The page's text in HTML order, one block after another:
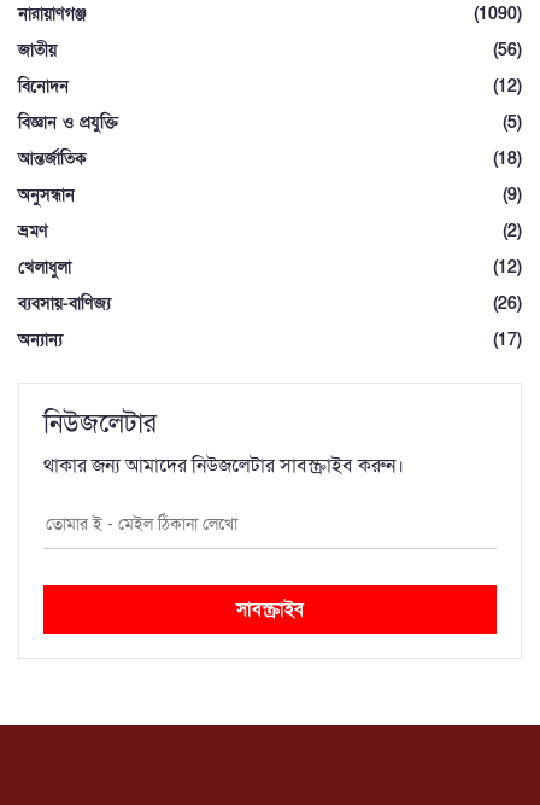
নারায়াণগঞ্জ
(1090)
জাতীয়
(56)
বিনোদন
(12)
বিজ্ঞান ও প্রযুক্তি
(5)
আন্তর্জাতিক
(18)
অনুসন্ধান
(9)
ভ্রমণ
(2)
খেলাধুলা
(12)
ব্যবসায়-বাণিজ্য
(26)
অন্যান্য
(17)
নিউজলেটার
থাকার জন্য আমাদের নিউজলেটার সাবস্ক্রাইব করুন।
সাবস্ক্রাইব